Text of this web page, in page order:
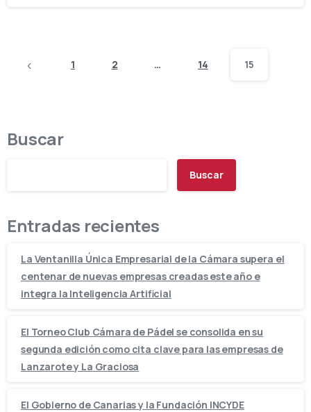
1 2 … 14 15
Buscar
Buscar
Entradas recientes
La Ventanilla Única Empresarial de la Cámara supera el
centenar de nuevas empresas creadas este año e
integra la Inteligencia Artificial
El Torneo Club Cámara de Pádel se consolida en su
segunda edición como cita clave para las empresas de
Lanzarote y La Graciosa
El Gobierno de Canarias y la Fundación INCYDE